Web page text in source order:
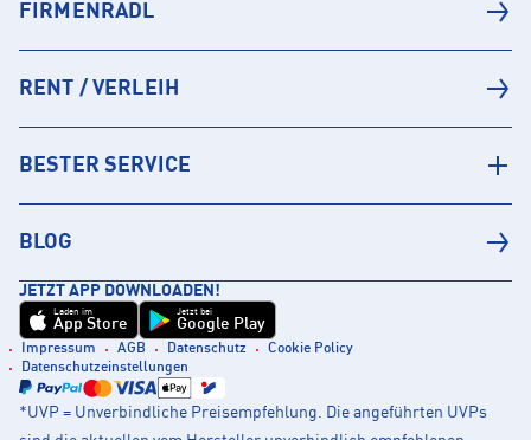
FIRMENRADL
RENT / VERLEIH
BESTER SERVICE
BLOG
JETZT APP DOWNLOADEN!
Laden im
App Store
Jetzt bei
Google Play
Impressum AGB Datenschutz
Cookie Policy
Datenschutzeinstellungen
*UVP = Unverbindliche Preisempfehlung. Die angeführten UVPs